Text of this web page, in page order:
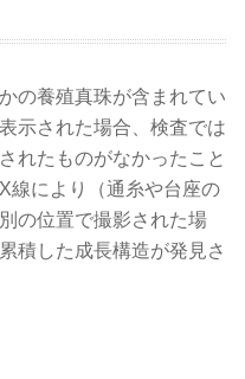
の養殖真珠が含まれてい
示された場合、検査では
れたものがなかったこと
線により（通糸や台座の
の位置で撮影された場
積した成長構造が発見さ